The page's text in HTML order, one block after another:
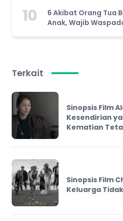
10
6 Akibat Orang Tua
Anak, Wajib
Terkait
Sinopsis Film
Kesendirian
Kematian
Sinopsis Film
Keluarga